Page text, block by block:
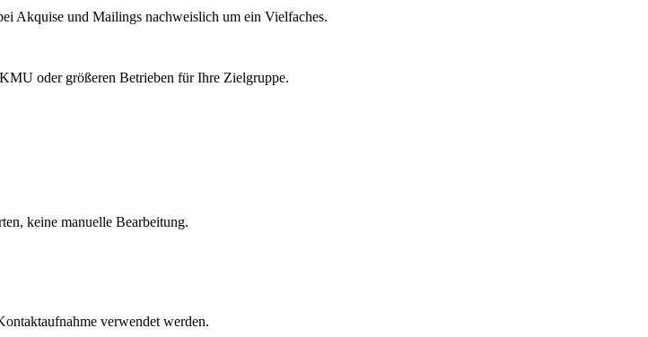
Akquise und Mailings nachweislich um ein Vielfaches.
oder größeren Betrieben für Ihre Zielgruppe.
keine manuelle Bearbeitung.
verwendet werden.